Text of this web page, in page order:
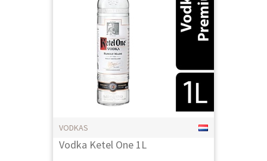
VODKAS
Vodka Ketel One 1L